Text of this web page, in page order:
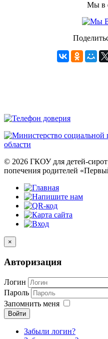
Мы в
© 2026 ГКОУ для детей-сирот
попечения родителей
×
Авторизация
Логин
Пароль
Запомнить меня
Войти
Забыли логин?